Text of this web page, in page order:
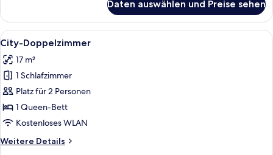
Doppelzimmer
Daten auswählen und Preise sehen
Alle
Fotos
für
City-
Doppelzimmer
anzeigen
Ein ordentlich bezogenes Bett mit
10
City-Doppelzimmer
17 m²
1 Schlafzimmer
Platz für 2 Personen
1 Queen-Bett
Kostenloses WLAN
Weitere Details
Weitere